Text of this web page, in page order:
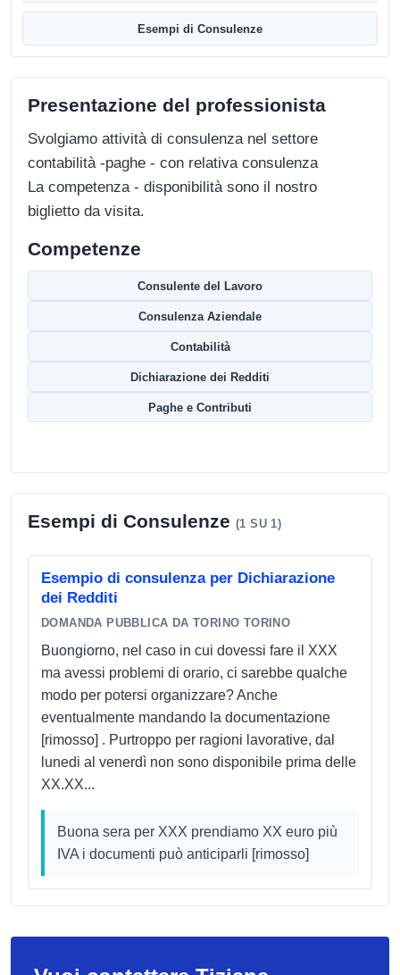
Esempi di Consulenze
Presentazione del professionista
Svolgiamo attività di consulenza nel settore
contabilità -paghe - con relativa consulenza
La competenza - disponibilità sono il nostro
biglietto da visita.
Competenze
Consulente del Lavoro
Consulenza Aziendale
Contabilità
Dichiarazione dei Redditi
Paghe e Contributi
Esempi di Consulenze (1 SU 1)
Esempio di consulenza per Dichiarazione
dei Redditi
DOMANDA PUBBLICA DA TORINO TORINO
Buongiorno, nel caso in cui dovessi fare il XXX
ma avessi problemi di orario, ci sarebbe qualche
modo per potersi organizzare? Anche
eventualmente mandando la documentazione
[rimosso] . Purtroppo per ragioni lavorative, dal
lunedi al venerdì non sono disponibile prima delle
XX.XX...
Buona sera per XXX prendiamo XX euro più
IVA i documenti può anticiparli [rimosso]